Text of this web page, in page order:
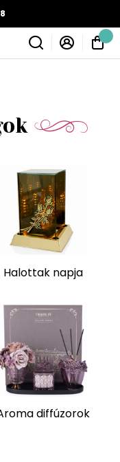
Halottak napja
diffúzorok